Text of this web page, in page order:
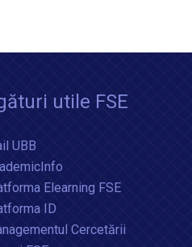
utile FSE
UBB
Elearning FSE
ID
Cercetării